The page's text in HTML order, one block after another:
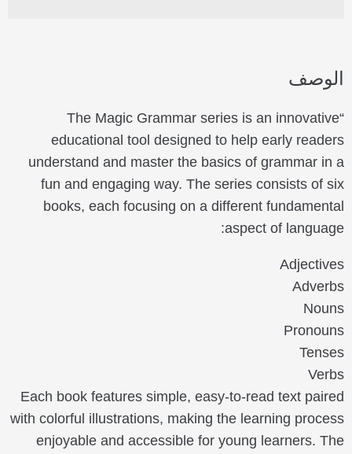
الوصف
“The Magic Grammar series is an innovative
educational tool designed to help early readers
understand and master the basics of grammar in a
fun and engaging way. The series consists of six
books, each focusing on a different fundamental
aspect of language:
Adjectives
Adverbs
Nouns
Pronouns
Tenses
Verbs
Each book features simple, easy-to-read text paired
with colorful illustrations, making the learning process
enjoyable and accessible for young learners. The